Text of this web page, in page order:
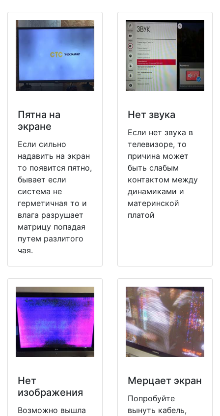
Пятна на
экране
Если сильно
надавить на экран
то появится пятно,
бывает если
система не
герметичная то и
влага разрушает
матрицу попадая
путем разлитого
чая.
Нет звука
Если нет звука в
телевизоре, то
причина может
быть слабым
контактом между
динамиками и
материнской
платой
Нет
изображения
Возможно вышла
Мерцает экран
Попробуйте
вынуть кабель,